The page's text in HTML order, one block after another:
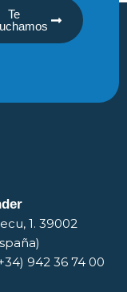
Te
1. 39002
942 36 74 00